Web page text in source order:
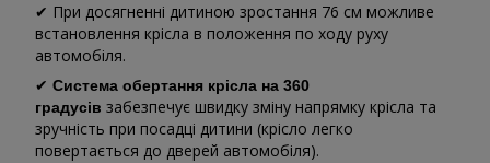
✔ При досягненні дитиною зростання 76 см можливе
встановлення крісла в положення по ходу руху
автомобіля.
✔ Система обертання крісла на 360
градусів забезпечує швидку зміну напрямку крісла та
зручність при посадці дитини (крісло легко
повертається до дверей автомобіля).